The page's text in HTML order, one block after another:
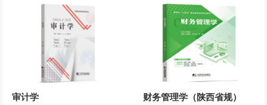
账务处理程序
◎第一节 账务处理程序概述
◎第二节 记账凭证账务处理程序
◎第三节 汇总记账凭证账务处理程序
◎第四节 科目汇总表账务处理程序
审计学 财务管理学（陕西省规）